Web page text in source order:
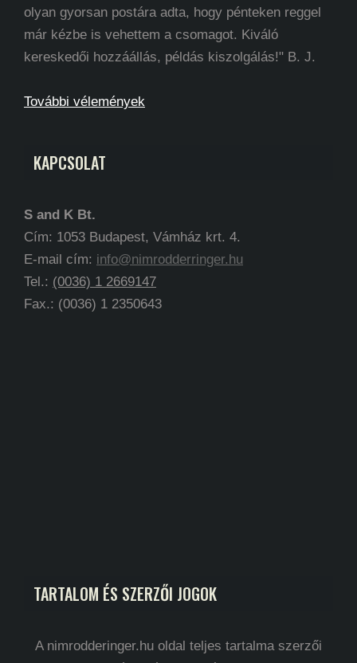
olyan gyorsan postára adta, hogy pénteken reggel
már kézbe is vehettem a csomagot. Kiváló
kereskedői hozzáállás, példás kiszolgálás!" B. J.
További vélemények
KAPCSOLAT
S and K Bt.
Cím: 1053 Budapest, Vámház krt. 4.
E-mail cím: info@nimrodderringer.hu
Tel.: (0036) 1 2669147
Fax.: (0036) 1 2350643
TARTALOM ÉS SZERZŐI JOGOK
A nimrodderinger.hu oldal teljes tartalma szerzői